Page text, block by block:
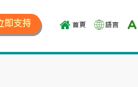
即支持 首頁 語言